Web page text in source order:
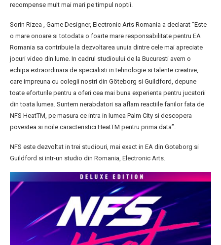
recompense mult mai mari pe timpul noptii.
Sorin Rizea , Game Designer, Electronic Arts Romania a declarat “Este
o mare onoare si totodata o foarte mare responsabilitate pentru EA
Romania sa contribuie la dezvoltarea unuia dintre cele mai apreciate
jocuri video din lume. In cadrul studioului de la Bucuresti avem o
echipa extraordinara de specialisti in tehnologie si talente creative,
care impreuna cu colegii nostri din Göteborg si Guildford, depune
toate eforturile pentru a oferi cea mai buna experienta pentru jucatorii
din toata lumea. Suntem nerabdatori sa aflam reactiile fanilor fata de
NFS HeatTM, pe masura ce intra in lumea Palm City si descopera
povestea si noile caracteristici HeatTM pentru prima data”.
NFS este dezvoltat in trei studiouri, mai exact in EA din Goteborg si
Guildford si intr-un studio din Romania, Electronic Arts.